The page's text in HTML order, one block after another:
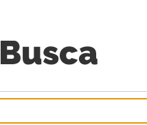
Busca